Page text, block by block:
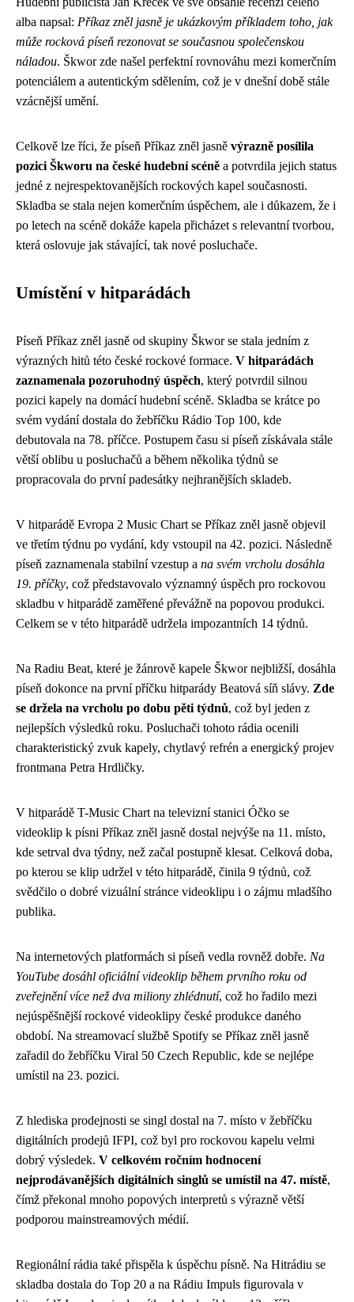
alba napsal: Příkaz zněl jasně je ukázkovým příkladem toho, jak
může rocková píseň rezonovat se současnou společenskou
náladou. Škwor zde našel perfektní rovnováhu mezi komerčním
potenciálem a autentickým sdělením, což je v dnešní době stále
vzácnější umění.
Celkově lze říci, že píseň Příkaz zněl jasně výrazně posílila
pozici Škworu na české hudební scéně a potvrdila jejich status
jedné z nejrespektovanějších rockových kapel současnosti.
Skladba se stala nejen komerčním úspěchem, ale i důkazem, že i
po letech na scéně dokáže kapela přicházet s relevantní tvorbou,
která oslovuje jak stávající, tak nové posluchače.
Umístění v hitparádách
Píseň Příkaz zněl jasně od skupiny Škwor se stala jedním z
výrazných hitů této české rockové formace. V hitparádách
zaznamenala pozoruhodný úspěch, který potvrdil silnou
pozici kapely na domácí hudební scéně. Skladba se krátce po
svém vydání dostala do žebříčku Rádio Top 100, kde
debutovala na 78. příčce. Postupem času si píseň získávala stále
větší oblibu u posluchačů a během několika týdnů se
propracovala do první padesátky nejhranějších skladeb.
V hitparádě Evropa 2 Music Chart se Příkaz zněl jasně objevil
ve třetím týdnu po vydání, kdy vstoupil na 42. pozici. Následně
píseň zaznamenala stabilní vzestup a na svém vrcholu dosáhla
19. příčky, což představovalo významný úspěch pro rockovou
skladbu v hitparádě zaměřené převážně na popovou produkci.
Celkem se v této hitparádě udržela impozantních 14 týdnů.
Na Radiu Beat, které je žánrově kapele Škwor nejbližší, dosáhla
píseň dokonce na první příčku hitparády Beatová síň slávy. Zde
se držela na vrcholu po dobu pěti týdnů, což byl jeden z
nejlepších výsledků roku. Posluchači tohoto rádia ocenili
charakteristický zvuk kapely, chytlavý refrén a energický projev
frontmana Petra Hrdličky.
V hitparádě T-Music Chart na televizní stanici Óčko se
videoklip k písni Příkaz zněl jasně dostal nejvýše na 11. místo,
kde setrval dva týdny, než začal postupně klesat. Celková doba,
po kterou se klip udržel v této hitparádě, činila 9 týdnů, což
svědčilo o dobré vizuální stránce videoklipu i o zájmu mladšího
publika.
Na internetových platformách si píseň vedla rovněž dobře. Na
YouTube dosáhl oficiální videoklip během prvního roku od
zveřejnění více než dva miliony zhlédnutí, což ho řadilo mezi
nejúspěšnější rockové videoklipy české produkce daného
období. Na streamovací službě Spotify se Příkaz zněl jasně
zařadil do žebříčku Viral 50 Czech Republic, kde se nejlépe
umístil na 23. pozici.
Z hlediska prodejnosti se singl dostal na 7. místo v žebříčku
digitálních prodejů IFPI, což byl pro rockovou kapelu velmi
dobrý výsledek. V celkovém ročním hodnocení
nejprodávanějších digitálních singlů se umístil na 47. místě,
čímž překonal mnoho popových interpretů s výrazně větší
podporou mainstreamových médií.
Regionální rádia také přispěla k úspěchu písně. Na Hitrádiu se
skladba dostala do Top 20 a na Rádiu Impuls figurovala v